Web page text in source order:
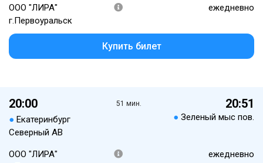
ООО "ЛИРА"
г.Первоуральск
ежедневно
Купить билет
20:00
● Екатеринбург
Северный АВ
51 мин. 20:51
● Зеленый мыс пов.
ООО "ЛИРА"
ежедневно